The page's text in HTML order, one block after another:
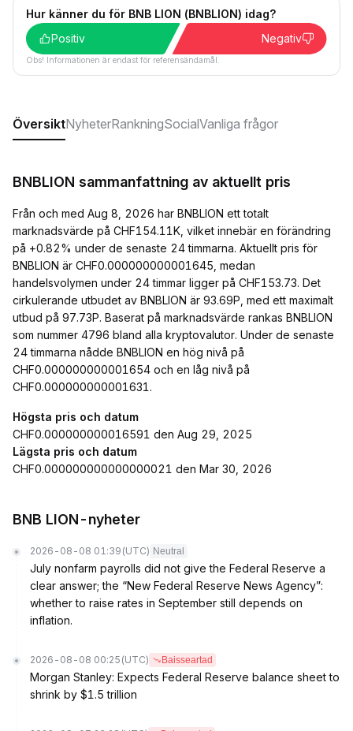
Hur känner du för BNB LION (BNBLION) idag?
Positiv
Negativ
Obs! Informationen är endast för referensändamål.
ÖversiktNyheterRankningSocialVanliga frågor
BNBLION sammanfattning av aktuellt pris
Från och med Aug 8, 2026 har BNBLION ett totalt
marknadsvärde på CHF154.11K, vilket innebär en förändring
på +0.82% under de senaste 24 timmarna. Aktuellt pris för
BNBLION är CHF0.000000000001645, medan
handelsvolymen under 24 timmar ligger på CHF153.73. Det
cirkulerande utbudet av BNBLION är 93.69P, med ett maximalt
utbud på 97.73P. Baserat på marknadsvärde rankas BNBLION
som nummer 4796 bland alla kryptovalutor. Under de senaste
24 timmarna nådde BNBLION en hög nivå på
CHF0.000000000001654 och en låg nivå på
CHF0.000000000001631.
Högsta pris och datum
CHF0.000000000016591 den Aug 29, 2025
Lägsta pris och datum
CHF0.000000000000000021 den Mar 30, 2026
BNB LION-nyheter
2026-08-08 01:39 (UTC) Neutral
July nonfarm payrolls did not give the Federal Reserve a
clear answer; the “New Federal Reserve News Agency”:
whether to raise rates in September still depends on
inflation.
2026-08-08 00:25 (UTC) Baisseartad
Morgan Stanley: Expects Federal Reserve balance sheet to
shrink by $1.5 trillion